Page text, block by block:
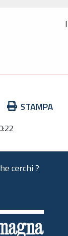
STAMPA
cerchi ?